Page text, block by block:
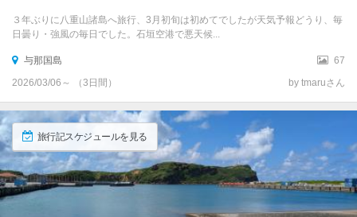
３年ぶりに八重山諸島へ旅行、3月初旬は初めてでしたが天気予報どうり、毎
日曇り・強風の毎日でした。石垣空港で悪天候...
与那国島
67
2026/03/06～ （3日間）
by tmaruさん
旅行記スケジュールを見る